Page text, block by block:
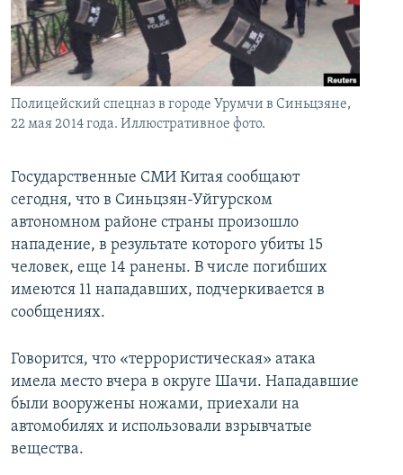
İNFOQRAFIKA
KARIKATURA
AZƏRBAYCAN ƏDƏBIYYATI KITABXANASI
İSLAM VƏ DEMOKRATIYA
MISSIYAMIZ
PEŞƏ ETIKASI VƏ JURNALISTIKA STANDARTLARIMIZ
AZADLIQRADIOSU MOBIL TELEFONUNUZDA
XƏBƏR BÜLLETENLƏRIMIZ
BIZI IZLƏ
RFE/RL-in bütün saytları
Полицейский спецназ в городе Урумчи в Синьцзяне,
22 мая 2014 года. Иллюстративное фото.
Государственные СМИ Китая сообщают
сегодня, что в Синьцзян-Уйгурском
автономном районе страны произошло
нападение, в результате которого убиты 15
человек, еще 14 ранены. В числе погибших
имеются 11 нападавших, подчеркивается в
сообщениях.
Говорится, что «террористическая» атака
имела место вчера в округе Шачи. Нападавшие
были вооружены ножами, приехали на
автомобилях и использовали взрывчатые
вещества.